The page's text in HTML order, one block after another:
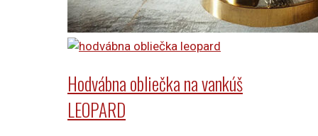
Hodvábna obliečka na vankúš
LEOPARD